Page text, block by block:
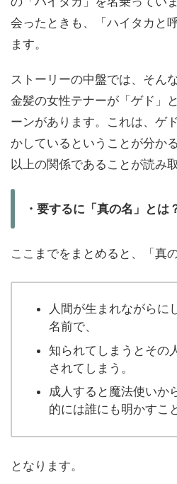
会ったときも、「ハイタカと
ます。
ストーリーの中盤では、そん
金髪の女性テナーが「ゲド」
ーンがあります。これは、ゲ
かしているということが分か
以上の関係であることが読み
・要するに「真の名」とは
ここまでをまとめると、「真
人間が生まれながらに
名前で、
知られてしまうとその
されてしまう。
成人すると魔法使いか
的には誰にも明かすこ
となります。